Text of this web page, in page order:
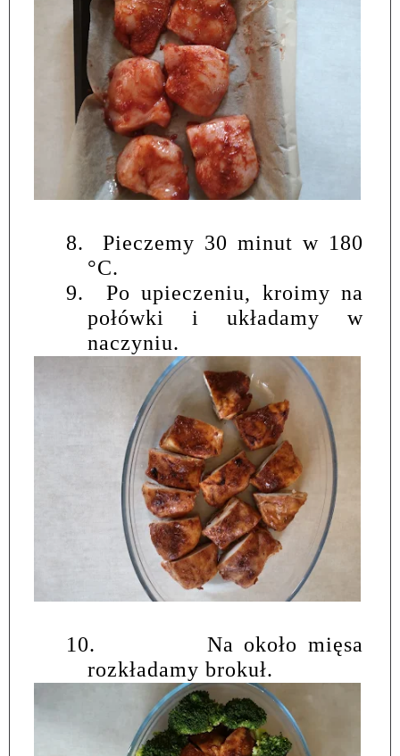
8.
Pieczemy 30 minut w 180
°C.
9.
Po upieczeniu, kroimy na
połówki i układamy w
naczyniu.
10.
Na około mięsa
rozkładamy brokuł.